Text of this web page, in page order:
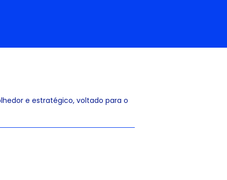
e estratégico, voltado para o